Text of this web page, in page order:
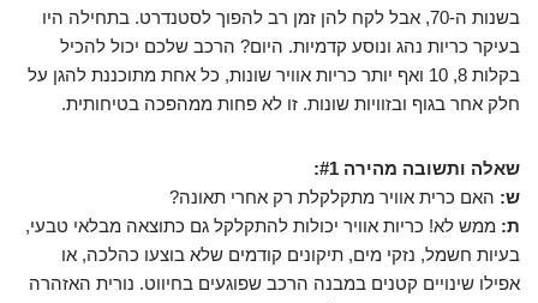
בשנות ה-70, אבל לקח להן זמן רב להפוך לסטנדרט. בתחילה היו
בעיקר כריות נהג ונוסע קדמיות. היום? הרכב שלכם יכול להכיל
בקלות 8, 10 ואף יותר כריות אוויר שונות, כל אחת מתוכננת להגן על
חלק אחר בגוף ובזוויות שונות. זו לא פחות ממהפכה בטיחותית.
שאלה ותשובה מהירה #1:
ש: האם כרית אוויר מתקלקלת רק אחרי תאונה?
ת: ממש לא! כריות אוויר יכולות להתקלקל גם כתוצאה מבלאי טבעי,
בעיות חשמל, נזקי מים, תיקונים קודמים שלא בוצעו כהלכה, או
אפילו שינויים קטנים במבנה הרכב שפוגעים בחיווט. נורית האזהרה